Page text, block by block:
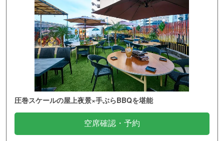
圧巻スケールの屋上夜景×手ぶらBBQを堪能
空席確認・予約